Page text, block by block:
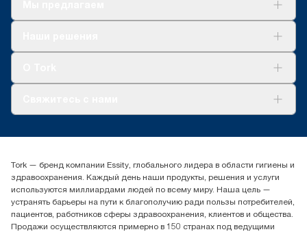
(+7) 777 779 0095
Контакты на рынках СНГ
ООО «Эссити», Представительство в Казахстане Пр.
Достык, 210, 2 блок, 3 этаж,
офис №32 050051, г.
Алматы, Казахстан
Tork — бренд компании Essity, глобального лидера в области гигиены и
здравоохранения. Каждый день наши продукты, решения и услуги
используются миллиардами людей по всему миру. Наша цель —
устранять барьеры на пути к благополучию ради пользы потребителей,
пациентов, работников сферы здравоохранения, клиентов и общества.
Продажи осуществляются примерно в 150 странах под ведущими